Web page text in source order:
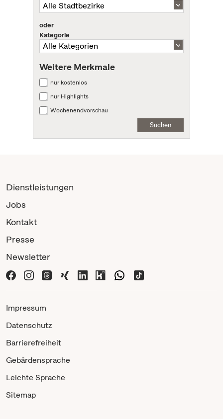
oder
Kategorie
Weitere Merkmale
nur kostenlos
nur Highlights
Wochenendvorschau
Suchen
Dienstleistungen
Jobs
Kontakt
Presse
Newsletter
Impressum
Datenschutz
Barrierefreiheit
Gebärdensprache
Leichte Sprache
Sitemap